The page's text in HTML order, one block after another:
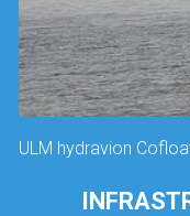
ULM hydravion